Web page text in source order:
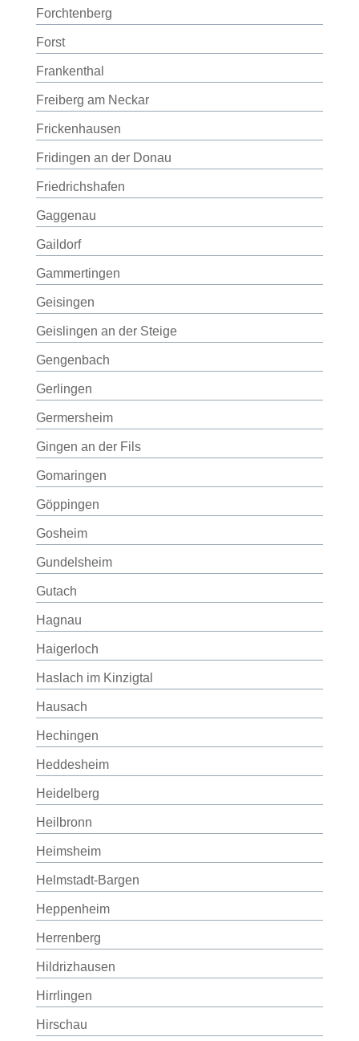
Forchtenberg
Forst
Frankenthal
Freiberg am Neckar
Frickenhausen
Fridingen an der Donau
Friedrichshafen
Gaggenau
Gaildorf
Gammertingen
Geisingen
Geislingen an der Steige
Gengenbach
Gerlingen
Germersheim
Gingen an der Fils
Gomaringen
Göppingen
Gosheim
Gundelsheim
Gutach
Hagnau
Haigerloch
Haslach im Kinzigtal
Hausach
Hechingen
Heddesheim
Heidelberg
Heilbronn
Heimsheim
Helmstadt-Bargen
Heppenheim
Herrenberg
Hildrizhausen
Hirrlingen
Hirschau